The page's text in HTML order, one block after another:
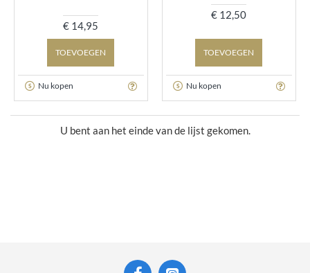
€ 14,95
TOEVOEGEN
Nu kopen
€ 12,50
TOEVOEGEN
Nu kopen
U bent aan het einde van de lijst gekomen.